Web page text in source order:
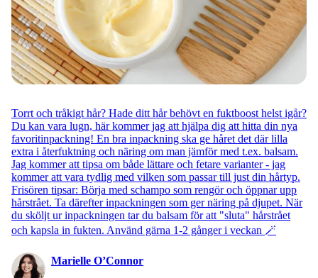
Torrt och tråkigt hår? Hade ditt hår behövt en fuktboost helst igår?
Du kan vara lugn, här kommer jag att hjälpa dig att hitta din nya
favoritinpackning! En bra inpackning ska ge håret det där lilla
extra i återfuktning och näring om man jämför med t.ex. balsam.
Jag kommer att tipsa om både lättare och fetare varianter - jag
kommer att vara tydlig med vilken som passar till just din hårtyp.
Frisören tipsar: Börja med schampo som rengör och öppnar upp
hårstrået. Ta därefter inpackningen som ger näring på djupet. När
du sköljt ur inpackningen tar du balsam för att "sluta" hårstrået
och kapsla in fukten. Använd gärna 1-2 gånger i veckan 🪄
Marielle O’Connor